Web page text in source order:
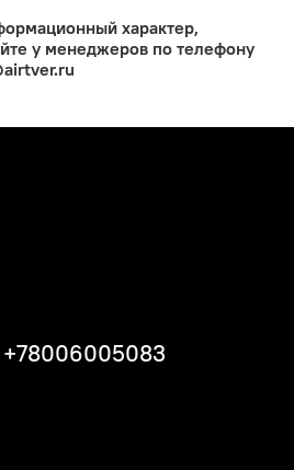
характер,
у менеджеров по телефону
+78006005083